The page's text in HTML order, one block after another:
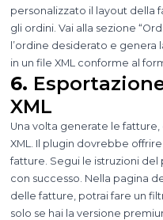
personalizzato il layout della
gli ordini. Vai alla sezione
l’ordine desiderato e genera
in un file XML conforme al
6.
XML
Una volta generate le
XML. Il plugin dovrebbe
fatture. Segui le istruzioni del
con successo. Nella pagina
delle fatture, potrai fare un
solo se hai la versione